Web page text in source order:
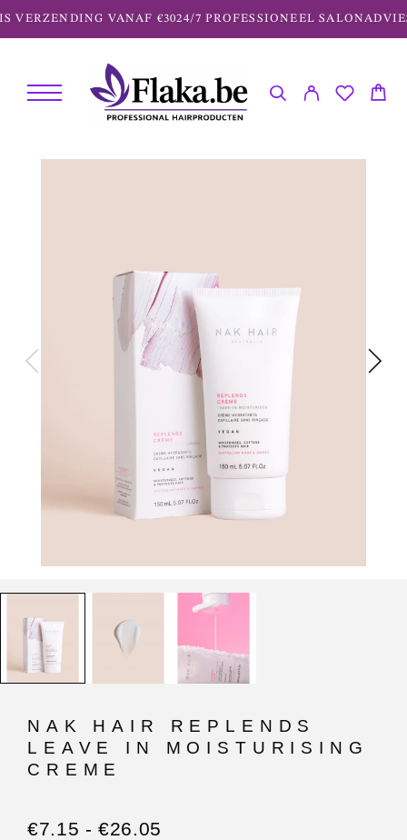
VERZENDING VANAF €3024/7 PROFESSIONEEL SALONADVIES
NAK HAIR REPLENDS
LEAVE IN MOISTURISING
CREME
€7.15 - €26.05